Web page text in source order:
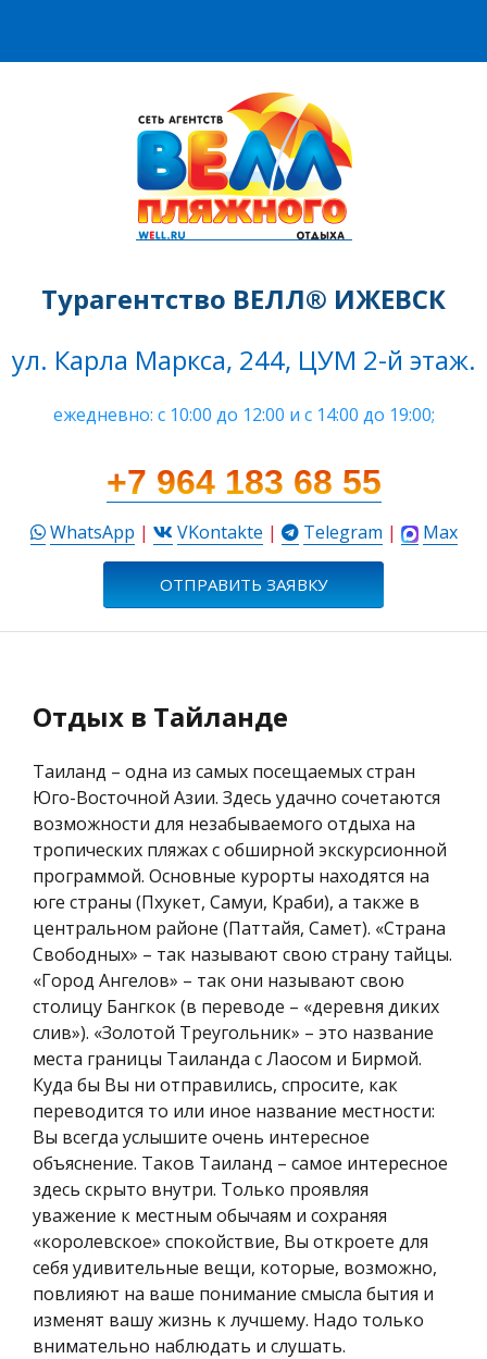
Турагентство ВЕЛЛ® ИЖЕВСК
ул. Карла Маркса, 244, ЦУМ 2-й этаж.
ежедневно: c 10:00 до 12:00 и с 14:00 до 19:00;
+7 964 183 68 55
WhatsApp | VKontakte | Telegram | Max
ОТПРАВИТЬ ЗАЯВКУ
Отдых в Тайланде
Таиланд – одна из самых посещаемых стран
Юго-Восточной Азии. Здесь удачно сочетаются
возможности для незабываемого отдыха на
тропических пляжах с обширной экскурсионной
программой. Основные курорты находятся на
юге страны (Пхукет, Самуи, Краби), а также в
центральном районе (Паттайя, Самет). «Страна
Свободных» – так называют свою страну тайцы.
«Город Ангелов» – так они называют свою
столицу Бангкок (в переводе – «деревня диких
слив»). «Золотой Треугольник» – это название
места границы Таиланда с Лаосом и Бирмой.
Куда бы Вы ни отправились, спросите, как
переводится то или иное название местности:
Вы всегда услышите очень интересное
объяснение. Таков Таиланд – самое интересное
здесь скрыто внутри. Только проявляя
уважение к местным обычаям и сохраняя
«королевское» спокойствие, Вы откроете для
себя удивительные вещи, которые, возможно,
повлияют на ваше понимание смысла бытия и
изменят вашу жизнь к лучшему. Надо только
внимательно наблюдать и слушать.